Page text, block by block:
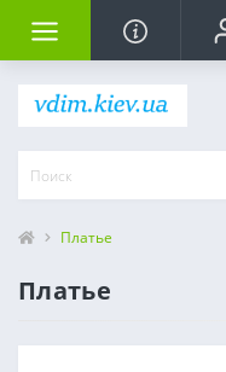
Платье
Платье